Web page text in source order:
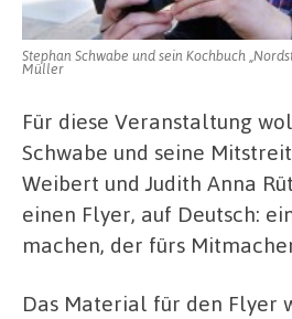
Stephan Schwabe und sein Kochbuch
Müller
Für diese Veranstaltung
Schwabe und seine
Weibert und Judith Anna
einen Flyer, auf Deutsch:
machen, der fürs
Das Material für den Flyer